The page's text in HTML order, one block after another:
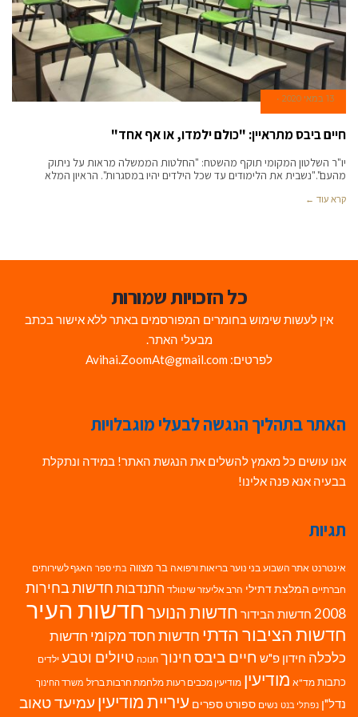
13 במאי 2020
חיים ביבס מתראיין: "כולם ילמדו, או אף אחד"
יו"ר השלטון המקומי תוקף מהשטח: "החלטות הממשלה מראות על ניתוק
מהעם"."נשבית את הלימודים עד שכל הילדים יהיו במסגרות". הראיון המלא
קרא עוד ←
כל הזכויות שמורות
אין לעשות שימוש בחומרים המפורסמים באתר ללא אישור בכתב
מבעלי האתר.
לפרטים: Avihai.ZoomAt@gmail.com
האתר בתהליך הנגשה לבעלי מוגבלויות
אנו עושים כל מאמץ להשלים את הנגשת האתר! במידה ונתקלת
בבעיה אנא פנה אלינו!
תגיות
אינטרנט אתר השבוע בני נוער בריאות ורפואה בר מצווה בתי ספר האגף לשירותים
חברתיים המלצת דתילי הרב אליעזר שינוולד התנדבות חדשות בחירות
2008 חדשות הבידור חדשות הנוערחדשות העיר
חדשות הציבור הדתי חדשות חסד מקומי חדשות
כלכלה חידון פ"ש חיים ביבסחינוך חנוכה טיולים וטבע ילדים
כתבות מד"א מודיעין מודיעין מכבים רעות מלחמת חרבות ברזל משרד החינוך
נדל"ן נפתלי בנט נשים ספורט ספרים עיריית מודיעין עמיעד טאוב